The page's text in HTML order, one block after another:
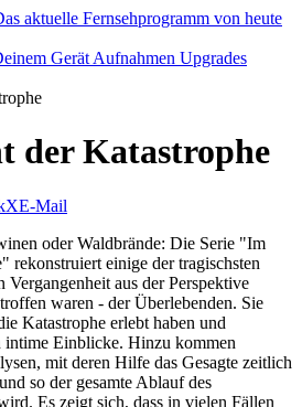
Gerät Aufnahmen Upgrades
der Katastrophe
XE-Mail
oder Waldbrände: Die Serie "Im
rekonstruiert einige der tragischsten
aus der Perspektive
waren - der Überlebenden. Sie
Katastrophe erlebt haben und
intime Einblicke. Hinzu kommen
mit deren Hilfe das Gesagte zeitlich
so der gesamte Ablauf des
Es zeigt sich, dass in vielen Fällen